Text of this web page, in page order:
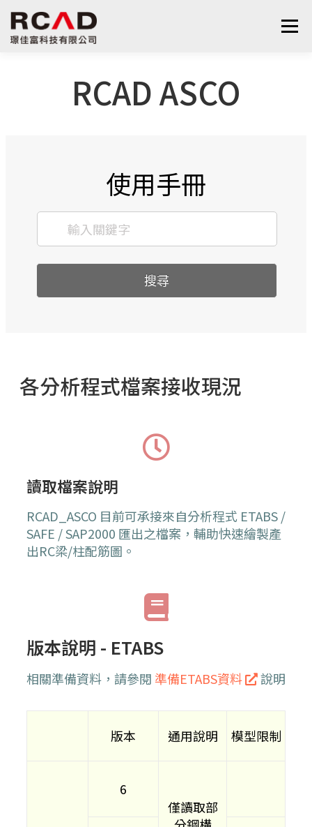
選單
軟體產品 算量服務
RCAD ASCO
使用手冊
搜尋
各分析程式檔案接收現況
讀取檔案說明
RCAD_ASCO 目前可承接來自分析程式 ETABS /
SAFE / SAP2000 匯出之檔案，輔助快速繪製產
出RC梁/柱配筋圖。
版本說明 - ETABS
相關準備資料，請參閱 準備ETABS資料 說明
版本 通用說明 模型限制
6
僅讀取部